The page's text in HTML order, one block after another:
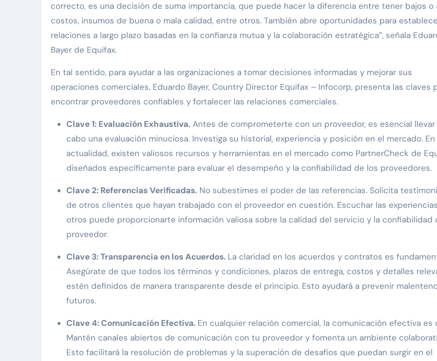
correcto, es una decisión de suma importancia, que puede hacer la diferencia entre tener bajos o
costos, insumos de buena o mala calidad, entre otros. También abre oportunidades para
relaciones a largo plazo basadas en la confianza mutua y la colaboración estratégica”, señala
Bayer de Equifax.
En tal sentido, para ayudar a las organizaciones a tomar decisiones informadas y mejorar sus
operaciones comerciales, Eduardo Bayer, Country Director Equifax – Infocorp, presenta las claves
encontrar proveedores confiables y fortalecer las relaciones comerciales.
Clave 1: Evaluación Exhaustiva. Antes de comprometerte con un proveedor, es esencial llevar
cabo una evaluación minuciosa. Investiga su historial, experiencia y posición en el mercado. En
actualidad, existen valiosos recursos y herramientas en el mercado como PartnerCheck de
diseñados específicamente para evaluar el desempeño y la confiabilidad de los proveedores.
Clave 2: Referencias Verificadas. No subestimes el poder de las referencias. Solicita
de otros clientes que hayan trabajado con el proveedor en cuestión. Escuchar las
otros puede proporcionarte información valiosa sobre la calidad del servicio y la confiabilidad
proveedor.
Clave 3: Transparencia en los Acuerdos. La claridad en los acuerdos y contratos es
Asegúrate de que todos los términos y condiciones, plazos de entrega, costos y detalles
estén definidos de manera transparente desde el principio. Esto ayudará a prevenir
futuros.
Clave 4: Comunicación Efectiva. En cualquier relación comercial, la comunicación efectiva es
Mantén canales abiertos de comunicación con tu proveedor y fomenta un ambiente
Esto facilitará la resolución de problemas y la superación de desafíos que puedan surgir en el